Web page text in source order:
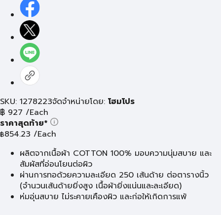
SKU: 1278223จัดจำหน่ายโดย: โฮมโปร
฿ 927 /Each
ราคาสุดท้าย*
฿854.23 /Each
ผลิตจากเนื้อผ้า COTTON 100% มอบความนุ่มสบาย และ
สัมผัสที่อ่อนโยนต่อผิว
ผ่านการทอด้วยความละเอียด 250 เส้นด้าย ต่อตารางนิ้ว
(จำนวนเส้นด้ายยิ่งสูง เนื้อผ้ายิ่งแน่นและละเอียด)
ห่มอุ่นสบาย ไม่ระคายเคืองผิว และก่อให้เกิดการแพ้